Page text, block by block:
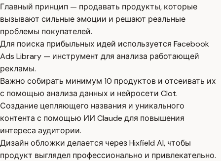
Главный принцип — продавать продукты, которые
вызывают сильные эмоции и решают реальные
проблемы покупателей.
Для поиска прибыльных идей используется Facebook
Ads Library — инструмент для анализа работающей
рекламы.
Важно собирать минимум 10 продуктов и отсеивать их
с помощью анализа данных и нейросети Clot.
Создание цепляющего названия и уникального
контента с помощью ИИ Claude для повышения
интереса аудитории.
Дизайн обложки делается через Hixfield AI, чтобы
продукт выглядел профессионально и привлекательно.